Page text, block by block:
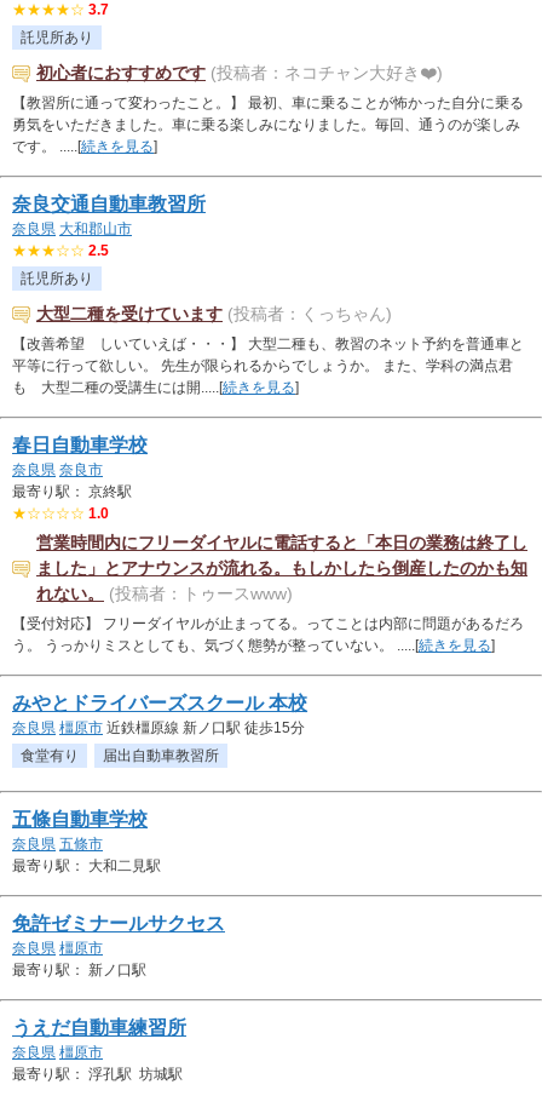
★★★★☆ 3.7
託児所あり
初心者におすすめです (投稿者：ネコチャン大好き❤️)
【教習所に通って変わったこと。】 最初、車に乗ることが怖かった自分に乗る
勇気をいただきました。車に乗る楽しみになりました。毎回、通うのが楽しみ
です。 .....[続きを見る]
奈良交通自動車教習所
奈良県 大和郡山市
★★★☆☆ 2.5
託児所あり
大型二種を受けています (投稿者：くっちゃん)
【改善希望 しいていえば・・・】 大型二種も、教習のネット予約を普通車と
平等に行って欲しい。 先生が限られるからでしょうか。 また、学科の満点君
も 大型二種の受講生には開.....[続きを見る]
春日自動車学校
奈良県 奈良市
最寄り駅： 京終駅
★☆☆☆☆ 1.0
営業時間内にフリーダイヤルに電話すると「本日の業務は終了し
ました」とアナウンスが流れる。もしかしたら倒産したのかも知
れない。
(投稿者：トゥースwww)
【受付対応】 フリーダイヤルが止まってる。ってことは内部に問題があるだろ
う。 うっかりミスとしても、気づく態勢が整っていない。 .....[続きを見る]
みやとドライバーズスクール 本校
奈良県 橿原市 近鉄橿原線 新ノ口駅 徒歩15分
食堂有り
届出自動車教習所
五條自動車学校
奈良県 五條市
最寄り駅： 大和二見駅
免許ゼミナールサクセス
奈良県 橿原市
最寄り駅： 新ノ口駅
うえだ自動車練習所
奈良県 橿原市
最寄り駅： 浮孔駅 坊城駅